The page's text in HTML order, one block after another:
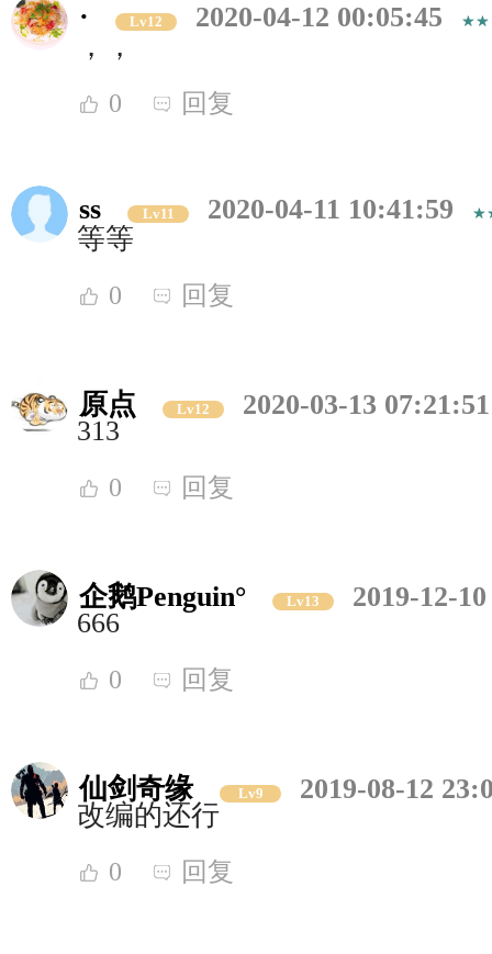
· Lv12
2020-04-12 00:05:45
，，
0 回复
ss Lv11
2020-04-11 10:41:59
等等
0 回复
原点 Lv12
2020-03-13 07:21:51
313
0 回复
企鹅Penguin° Lv13
2019-12-
666
0 回复
仙剑奇缘 Lv9
2019-08-12
改编的还行
0 回复